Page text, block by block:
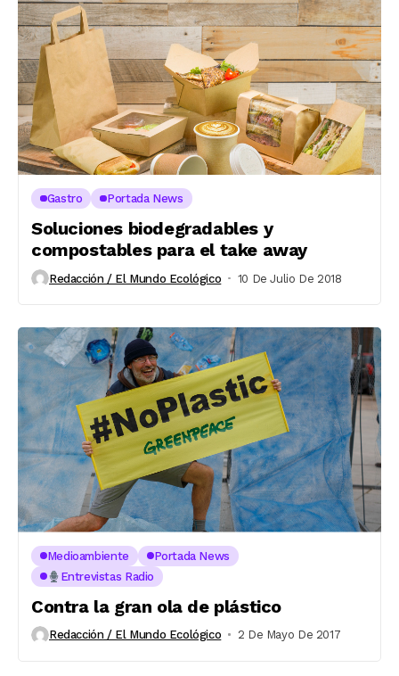
Gastro Portada News
Soluciones biodegradables y
compostables para el take away
Redacción / El Mundo Ecológico 10 De Julio De 2018
Medioambiente
Portada News
Entrevistas Radio
Contra la gran ola de plástico
Redacción / El Mundo Ecológico 2 De Mayo De 2017